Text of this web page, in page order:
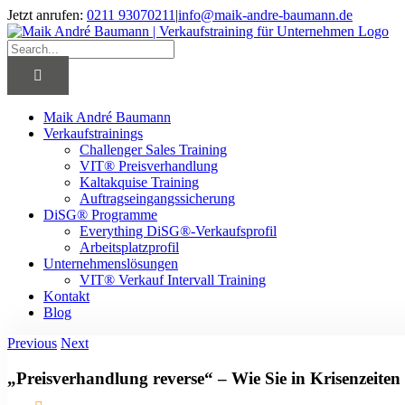
Skip
to
content
Jetzt anrufen: 0211 93070211 |info@maik-andre-baumann.de
Facebook
Twitter
LinkedIn
Xing
Search
Maik André Baumann
Verkaufstrainings
Challenger Sales Training
VIT® Preisverhandlung
Kaltakquise Training
Auftragseingangssicherung
DiSG® Programme
Everything DiSG®-Verkaufsprofil
Arbeitsplatzprofil
Unternehmenslösungen
VIT® Verkauf Intervall Training
Kontakt
Blog
Previous Next
„Preisverhandlung reverse“ – Wie Sie in